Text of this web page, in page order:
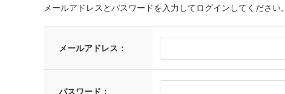
メールアドレスとパスワードを入力してログインしてください。
メールアドレス：
パスワード：